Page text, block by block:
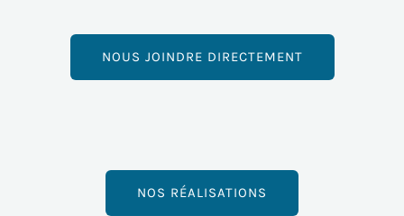
NOUS JOINDRE DIRECTEMENT
NOS RÉALISATIONS